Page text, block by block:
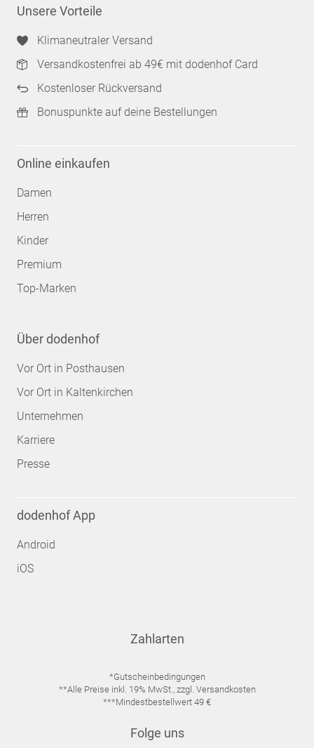
Unsere Vorteile
Klimaneutraler Versand
Versandkostenfrei ab 49€ mit dodenhof Card
Kostenloser Rückversand
Bonuspunkte auf deine Bestellungen
Online einkaufen
Damen
Herren
Kinder
Premium
Top-Marken
Über dodenhof
Vor Ort in Posthausen
Vor Ort in Kaltenkirchen
Unternehmen
Karriere
Presse
dodenhof App
Android
iOS
Zahlarten
*Gutscheinbedingungen
**Alle Preise inkl. 19% MwSt., zzgl. Versandkosten
***Mindestbestellwert 49 €
Folge uns